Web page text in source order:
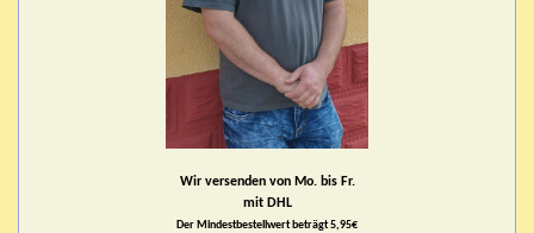
Wir versenden von Mo. bis Fr.
mit DHL
Der Mindestbestellwert beträgt 5,95€